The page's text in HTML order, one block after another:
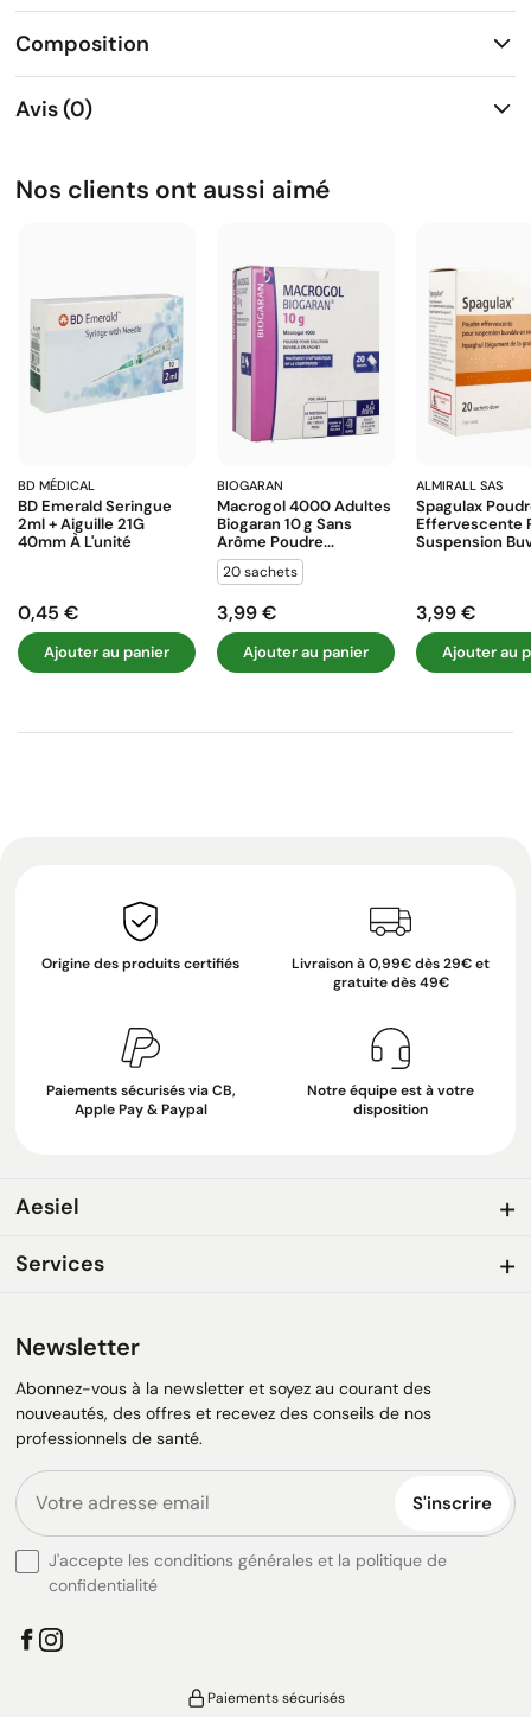
Composition
Avis (0)
Nos clients ont aussi aimé
BD MÉDICAL
BD Emerald Seringue
2ml + Aiguille 21G
40mm À L'unité
Prix
0,45 €
Ajouter au panier
BIOGARAN
Macrogol 4000 Adultes
Biogaran 10 G Sans
Arôme Poudre...
20 sachets
Prix
3,99 €
Ajouter au panier
ALMIRALL SAS
Spagulax
Effervescente
Suspension
Prix
3,99 €
Ajouter au
Origine des produits certifiés
Livraison à 0,99€ dès 29€ et
gratuite dès 49€
Paiements sécurisés via CB,
Apple Pay & Paypal
Notre équipe est à votre
disposition
Aesiel
Services
Newsletter
Abonnez-vous à la newsletter et soyez au courant des
nouveautés, des offres et recevez des conseils de nos
professionnels de santé.
S'inscrire
J'accepte les conditions générales et la politique de
confidentialité
Paiements sécurisés